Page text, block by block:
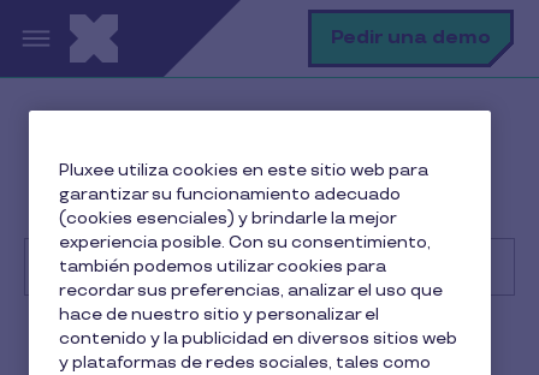
Pasar al contenido principal Pedir una demo
Gestión de beneficios a empleados
Beneficio Seguro de salud
Buscar
Cliente
Pluxee utiliza cookies en este sitio web para
garantizar su funcionamiento adecuado
(cookies esenciales) y brindarle la mejor
experiencia posible. Con su consentimiento,
también podemos utilizar cookies para
recordar sus preferencias, analizar el uso que
hace de nuestro sitio y personalizar el
contenido y la publicidad en diversos sitios web
y plataformas de redes sociales, tales como